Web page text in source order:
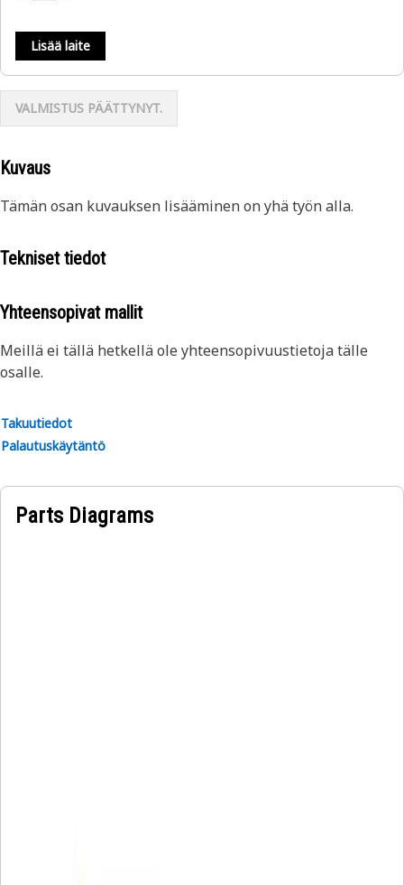
Lisää laite
VALMISTUS PÄÄTTYNYT.
Kuvaus
Tämän osan kuvauksen lisääminen on yhä työn alla.
Tekniset tiedot
Yhteensopivat mallit
Meillä ei tällä hetkellä ole yhteensopivuustietoja tälle
osalle.
Takuutiedot
Palautuskäytäntö
Parts Diagrams